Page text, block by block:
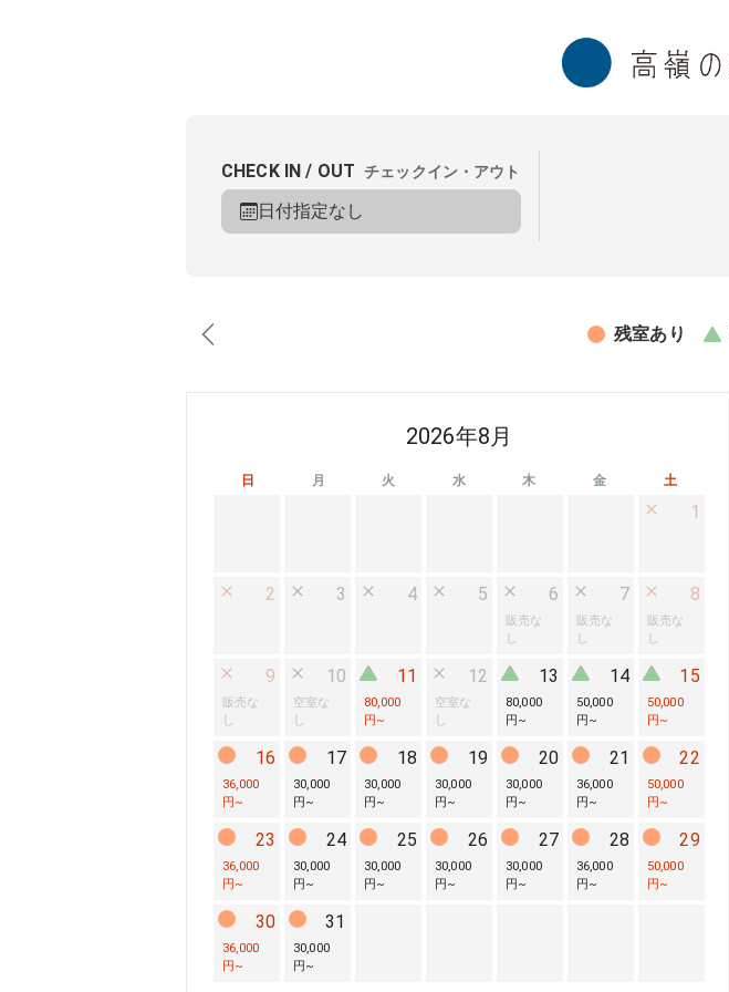
CHECK IN / OUT チェックイン・アウト
日付指定なし
残室あり
2026年8月
日 月 火 水 木 金 土
1
2 3 4 5 6
販売な
し
7
販売な
し
8
販売な
し
9
販売な
し
10
空室な
し
11
80,000
円 ~
12
空室な
し
13
80,000
円 ~
14
50,000
円 ~
15
50,000
円 ~
16
36,000
円 ~
17
30,000
円 ~
18
30,000
円 ~
19
30,000
円 ~
20
30,000
円 ~
21
36,000
円 ~
22
50,000
円 ~
23
36,000
円 ~
24
30,000
円 ~
25
30,000
円 ~
26
30,000
円 ~
27
30,000
円 ~
28
36,000
円 ~
29
50,000
円 ~
30
36,000
円 ~
31
30,000
円 ~